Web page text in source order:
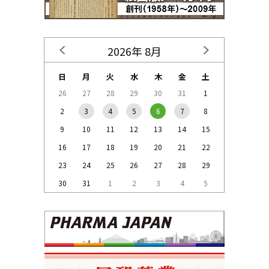
2026年 8月
日 月 火 水 木 金 土
26 27 28 29 30 31
1
2
3 4 5 6 7
8
9
10 11 12 13 14
15
16
17 18 19 20 21
22
23
24 25 26 27 28
29
30
31 1 2 3 4 5